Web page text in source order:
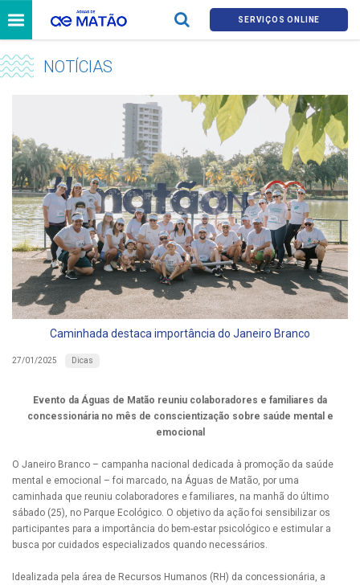
SERVIÇOS ONLINE
NOTÍCIAS
Caminhada destaca importância do Janeiro Branco
27/01/2025 Dicas
Evento da Águas de Matão reuniu colaboradores e familiares da
concessionária no mês de conscientização sobre saúde mental e
emocional
O Janeiro Branco – campanha nacional dedicada à promoção da saúde
mental e emocional – foi marcado, na Águas de Matão, por uma
caminhada que reuniu colaboradores e familiares, na manhã do último
sábado (25), no Parque Ecológico. O objetivo da ação foi sensibilizar os
participantes para a importância do bem-estar psicológico e estimular a
busca por cuidados especializados quando necessários.
Idealizada pela área de Recursos Humanos (RH) da concessionária, a